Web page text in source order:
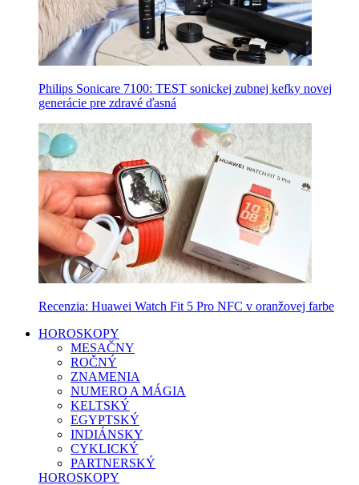
Philips Sonicare 7100: TEST sonickej zubnej kefky novej
generácie pre zdravé ďasná
Recenzia: Huawei Watch Fit 5 Pro NFC v oranžovej farbe
HOROSKOPY
MESAČNY
ROČNÝ
ZNAMENIA
NUMERO A MÁGIA
KELTSKÝ
EGYPTSKÝ
INDIÁNSKY
CYKLICKÝ
PARTNERSKÝ
HOROSKOPY